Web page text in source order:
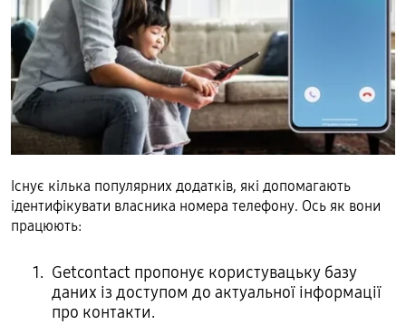
Існує кілька популярних додатків, які допомагають
ідентифікувати власника номера телефону. Ось як вони
працюють:
Getcontact пропонує користувацьку базу
даних із доступом до актуальної інформації
про контакти.